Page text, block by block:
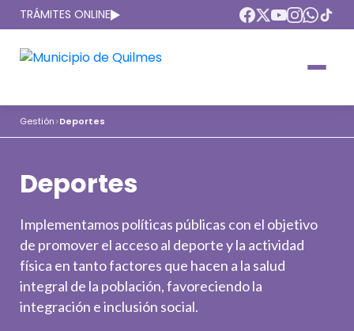
TRÁMITES ONLINE
Municipio
Áreas de gobierno
HCD
Puntos de interés
Mapa interactivo
Seguridad
Salud
GIRSU
Educación
Mi Quilmes Digital
Atención a la comunidad
Defensa del consumidor
Agenda municipal
Gestión>Deportes
Deportes
Implementamos políticas públicas con el objetivo
de promover el acceso al deporte y la actividad
física en tanto factores que hacen a la salud
integral de la población, favoreciendo la
integración e inclusión social.